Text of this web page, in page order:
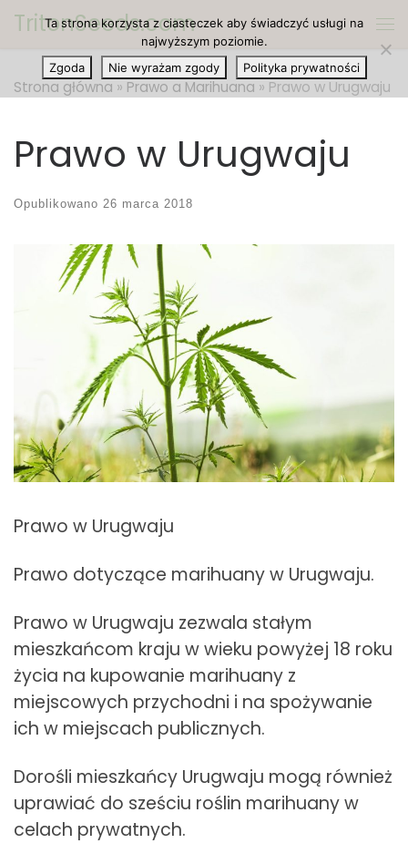
Przejdź do treści
TritonSeeds.com
Strona główna » Prawo a Marihuana » Prawo w Urugwaju
Prawo w Urugwaju
Opublikowano 26 marca 2018
Prawo w Urugwaju
Prawo dotyczące marihuany w Urugwaju.
Prawo w Urugwaju zezwala stałym
mieszkańcom kraju w wieku powyżej 18 roku
życia na kupowanie marihuany z
miejscowych przychodni i na spożywanie
ich w miejscach publicznych.
Dorośli mieszkańcy Urugwaju mogą również
uprawiać do sześciu roślin marihuany w
celach prywatnych.
Ta strona korzysta z ciasteczek aby świadczyć usługi na
najwyższym poziomie.
Zgoda
Nie wyrażam zgody Polityka prywatności